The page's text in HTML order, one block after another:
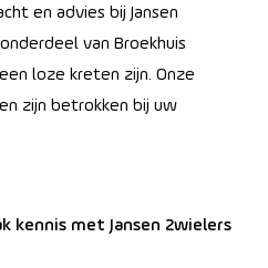
en advies bij Jansen
van Broekhuis
loze kreten zijn. Onze
zijn betrokken bij uw
kennis met Jansen 2wielers